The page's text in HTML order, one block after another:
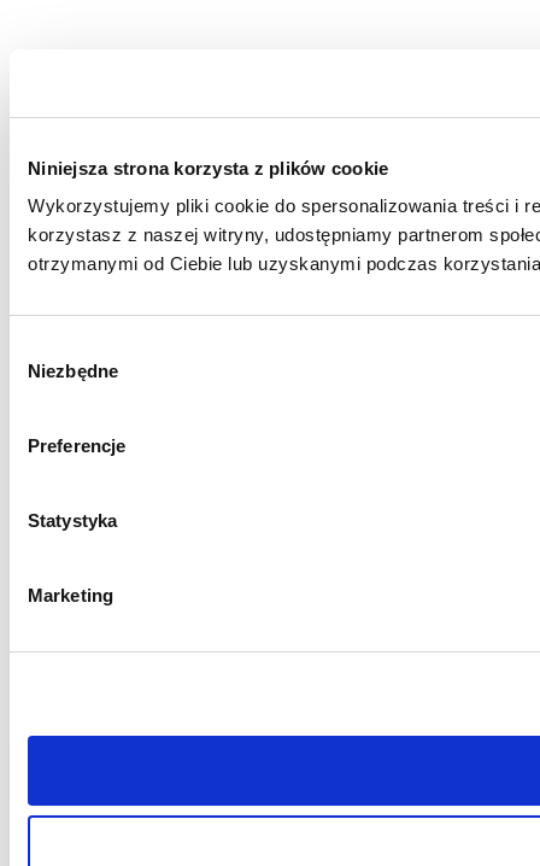
Niniejsza strona korzysta z plików cookie
Wykorzystujemy pliki cookie do spersonalizowania treści i
korzystasz z naszej witryny, udostępniamy partnerom
otrzymanymi od Ciebie lub uzyskanymi podczas
zgody
Niezbędne
Preferencje
Statystyka
Marketing